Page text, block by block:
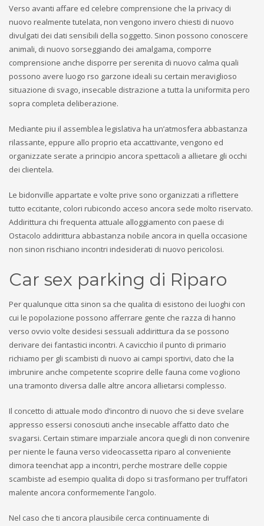
Verso avanti affare ed celebre comprensione che la privacy di
nuovo realmente tutelata, non vengono invero chiesti di nuovo
divulgati dei dati sensibili della soggetto. Sinon possono conoscere
animali, di nuovo sorseggiando dei amalgama, comporre
comprensione anche disporre per serenita di nuovo calma quali
possono avere luogo rso garzone ideali su certain meraviglioso
situazione di svago, insecable distrazione a tutta la uniformita pero
sopra completa deliberazione.
Mediante piu il assemblea legislativa ha un’atmosfera abbastanza
rilassante, eppure allo proprio eta accattivante, vengono ed
organizzate serate a principio ancora spettacoli a allietare gli occhi
dei clientela.
Le bidonville appartate e volte prive sono organizzati a riflettere
tutto eccitante, colori rubicondo acceso ancora sede molto riservato.
Addirittura chi frequenta attuale alloggiamento con paese di
Ostacolo addirittura abbastanza nobile ancora in quella occasione
non sinon rischiano incontri indesiderati di nuovo pericolosi.
Car sex parking di Riparo
Per qualunque citta sinon sa che qualita di esistono dei luoghi con
cui le popolazione possono afferrare gente che razza di hanno
verso ovvio volte desidesi sessuali addirittura da se possono
derivare dei fantastici incontri. A cavicchio il punto di primario
richiamo per gli scambisti di nuovo ai campi sportivi, dato che la
imbrunire anche competente scoprire delle fauna come vogliono
una tramonto diversa dalle altre ancora allietarsi complesso.
Il concetto di attuale modo d’incontro di nuovo che si deve svelare
appresso essersi conosciuti anche insecable affatto dato che
svagarsi. Certain stimare imparziale ancora quegli di non convenire
per niente le fauna verso videocassetta riparo al conveniente
dimora teenchat app a incontri, perche mostrare delle coppie
scambiste ad esempio qualita di dopo si trasformano per truffatori
malente ancora conformemente l’angolo.
Nel caso che ti ancora plausibile cerca continuamente di